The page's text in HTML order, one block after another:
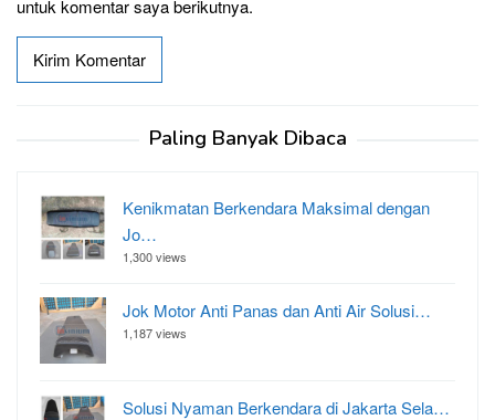
untuk komentar saya berikutnya.
Paling Banyak Dibaca
Kenikmatan Berkendara Maksimal dengan
Jo…
1,300 views
Jok Motor Anti Panas dan Anti Air Solusi…
1,187 views
Solusi Nyaman Berkendara di Jakarta Sela…